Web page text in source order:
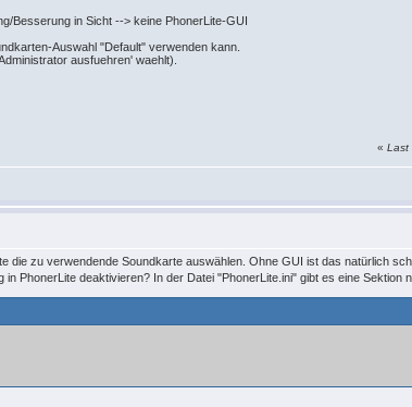
Besserung in Sicht --> keine PhonerLite-GUI
Auswahl "Default" verwenden kann.
ausfuehren' waehlt).
«Last
die zu verwendende Soundkarte auswählen. Ohne GUI ist das natürlich
PhonerLite deaktivieren? In der Datei "PhonerLite.ini" gibt es eine Sektion